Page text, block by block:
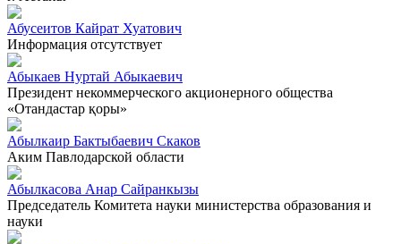
Абусеитов Кайрат Хуатович
Информация отсутствует
Абыкаев Нуртай Абыкаевич
Президент некоммерческого акционерного общества
«Отандастар қоры»
Абылкаир Бактыбаевич Скаков
Аким Павлодарской области
Абылкасова Анар Сайранкызы
Председатель Комитета науки министерства образования и
науки